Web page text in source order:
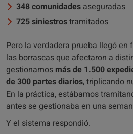
348 comunidades aseguradas
725 siniestrostramitados
Pero la verdadera prueba llegó en
las borrascas que afectaron a
gestionamos más de 1.500
de 300 partes diarios, triplicando
En la práctica, estábamos
antes se gestionaba en una
Y el sistema respondió.